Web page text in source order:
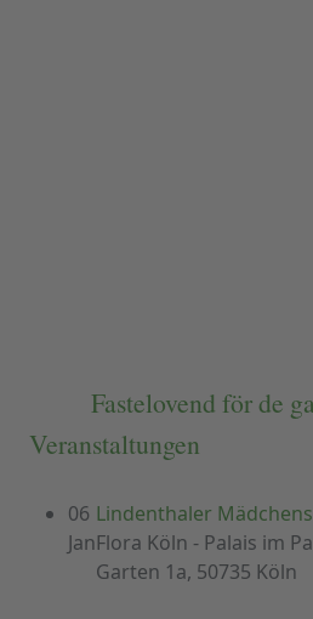
Fastelovend för de
Veranstaltungen
06
Jan
Lindenthaler
Flora Köln - Palais im
Garten 1a, 50735 Köln